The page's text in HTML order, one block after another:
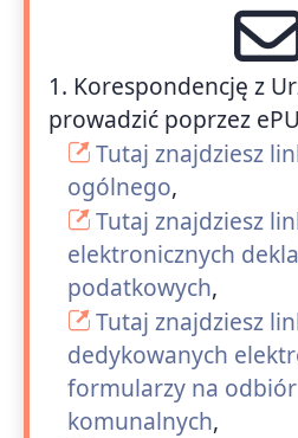
1. Korespondencję z
prowadzić poprzez
Tutaj znajdziesz
ogólnego,
Tutaj znajdziesz
elektronicznych
podatkowych,
Tutaj znajdziesz
dedykowanych
formularzy na
komunalnych,